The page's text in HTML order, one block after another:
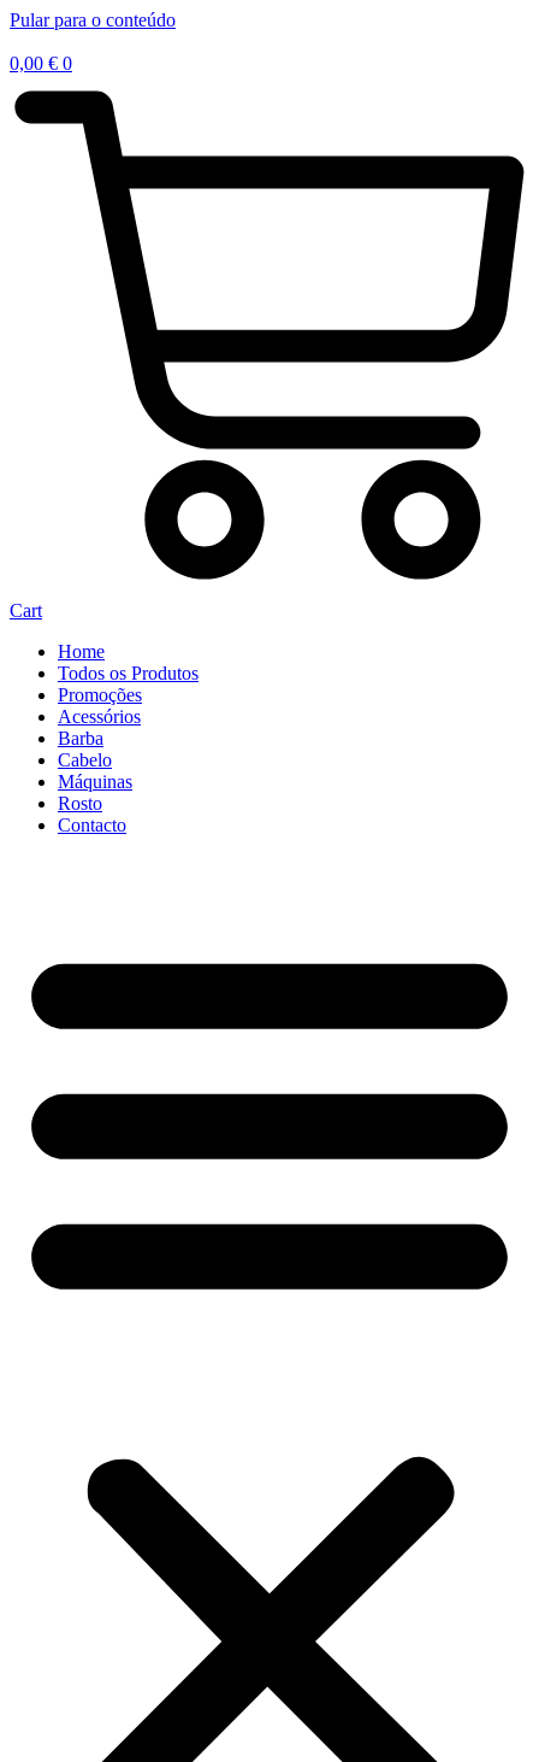
Pular para o conteúdo
0,00 € 0
Cart
Home
Todos os Produtos
Promoções
Acessórios
Barba
Cabelo
Máquinas
Rosto
Contacto